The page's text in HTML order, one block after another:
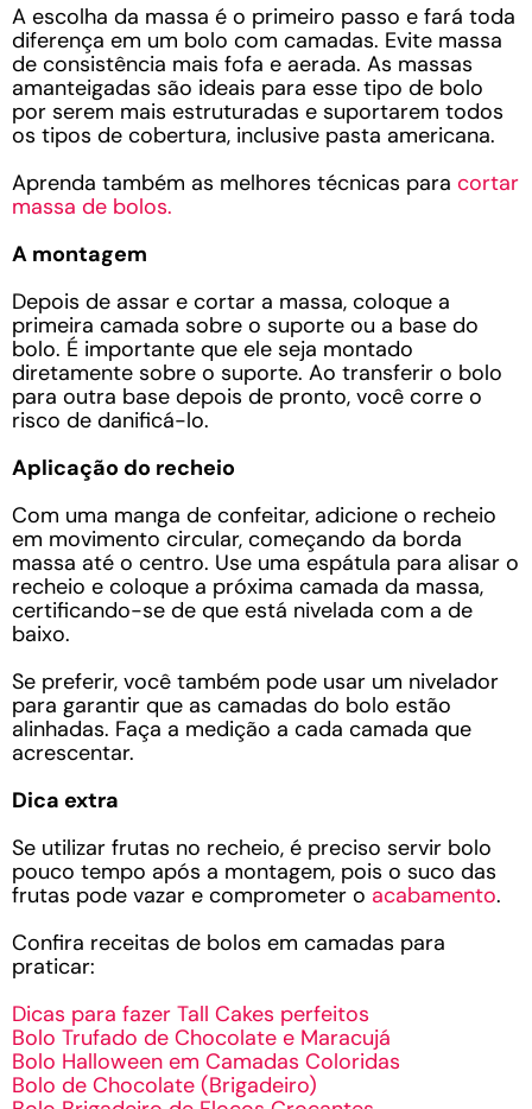
A escolha da massa é o primeiro passo e fará toda
diferença em um bolo com camadas. Evite massa
de consistência mais fofa e aerada. As massas
amanteigadas são ideais para esse tipo de bolo
por serem mais estruturadas e suportarem todos
os tipos de cobertura, inclusive pasta americana.
Aprenda também as melhores técnicas para cortar
massa de bolos.
A montagem
Depois de assar e cortar a massa, coloque a
primeira camada sobre o suporte ou a base do
bolo. É importante que ele seja montado
diretamente sobre o suporte. Ao transferir o bolo
para outra base depois de pronto, você corre o
risco de danificá-lo.
Aplicação do recheio
Com uma manga de confeitar, adicione o recheio
em movimento circular, começando da borda
massa até o centro. Use uma espátula para alisar o
recheio e coloque a próxima camada da massa,
certificando-se de que está nivelada com a de
baixo.
Se preferir, você também pode usar um nivelador
para garantir que as camadas do bolo estão
alinhadas. Faça a medição a cada camada que
acrescentar.
Dica extra
Se utilizar frutas no recheio, é preciso servir bolo
pouco tempo após a montagem, pois o suco das
frutas pode vazar e comprometer o acabamento.
Confira receitas de bolos em camadas para
praticar:
Dicas para fazer Tall Cakes perfeitos
Bolo Trufado de Chocolate e Maracujá
Bolo Halloween em Camadas Coloridas
Bolo de Chocolate (Brigadeiro)